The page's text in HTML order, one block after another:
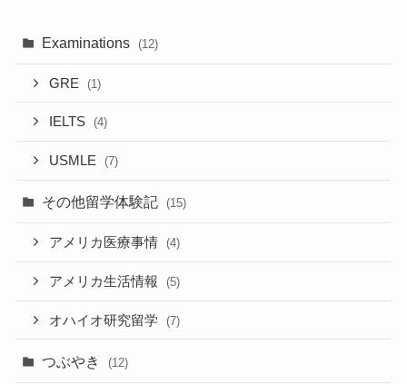
Examinations (12)
GRE (1)
IELTS (4)
USMLE (7)
その他留学体験記 (15)
アメリカ医療事情 (4)
アメリカ生活情報 (5)
オハイオ研究留学 (7)
つぶやき (12)